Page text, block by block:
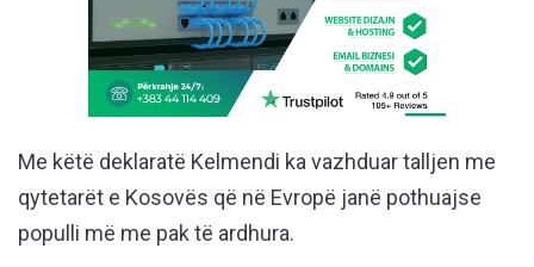
Me këtë deklaratë Kelmendi ka vazhduar talljen me
qytetarët e Kosovës që në Evropë janë pothuajse
populli më me pak të ardhura.